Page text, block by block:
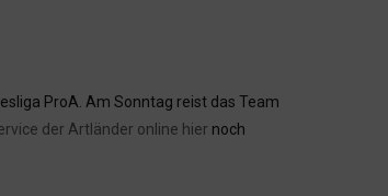
ProA. Am Sonntag reist das Team
der Artländer online hier noch